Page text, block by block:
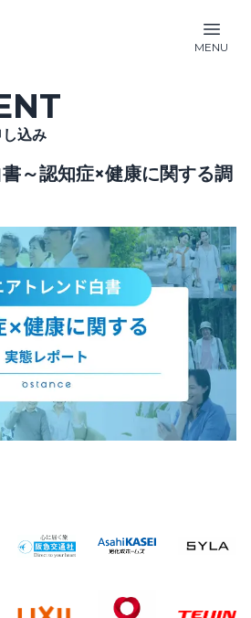
MENU
込み
～認知症×健康に関する調